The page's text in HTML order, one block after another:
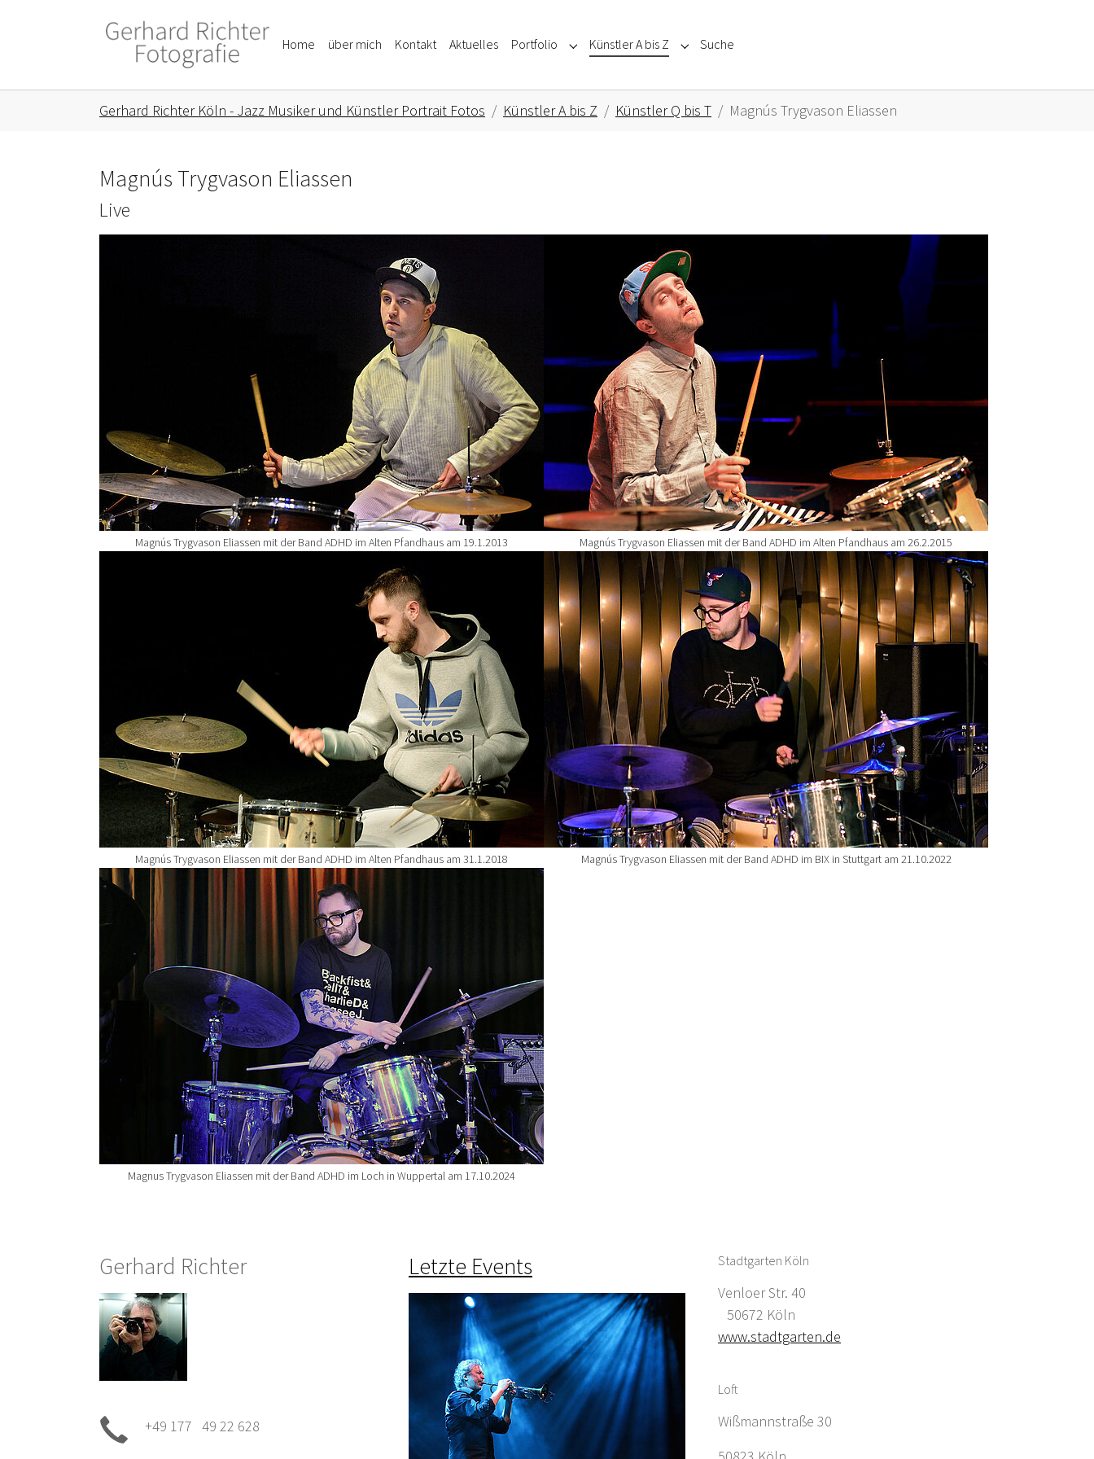
Home über mich Kontakt Aktuelles Portfolio Submenu for "Portfolio"
Künstler A bis Z Submenu for "Künstler A bis Z"
Suche
Gerhard Richter Köln - Jazz Musiker und Künstler Portrait Fotos Künstler A bis Z Künstler Q bis T Magnús Trygvason Eliassen
Magnús Trygvason Eliassen
Live
Magnús Trygvason Eliassen mit der Band ADHD im Alten Pfandhaus am 19.1.2013 Magnús Trygvason Eliassen mit der Band ADHD im Alten Pfandhaus am 26.2.2015
Magnús Trygvason Eliassen mit der Band ADHD im Alten Pfandhaus am 31.1.2018
Show larger version for:
Magnús Trygvason Eliassen mit der Band ADHD im BIX in Stuttgart am 21.10.2022
Show larger version for:
Magnus Trygvason Eliassen mit der Band ADHD im Loch in Wuppertal am 17.10.2024
Gerhard Richter
+49 177 49 22 628
Letzte Events Stadtgarten Köln
Venloer Str. 40
50672 Köln
www.stadtgarten.de
Loft
Wißmannstraße 30